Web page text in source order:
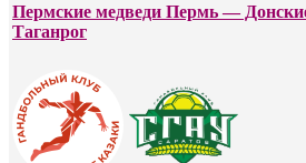
Пермские медведи Пермь —
Таганрог